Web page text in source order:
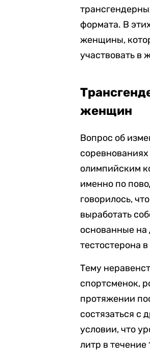
формата. В
женщины,
участвовать в
женщин
Вопрос об
олимпийским
именно по
говорилось,
выработать
основанные на
тестостерона
Тему
спортсменок,
протяжении
состязаться с
условии, что
литр в